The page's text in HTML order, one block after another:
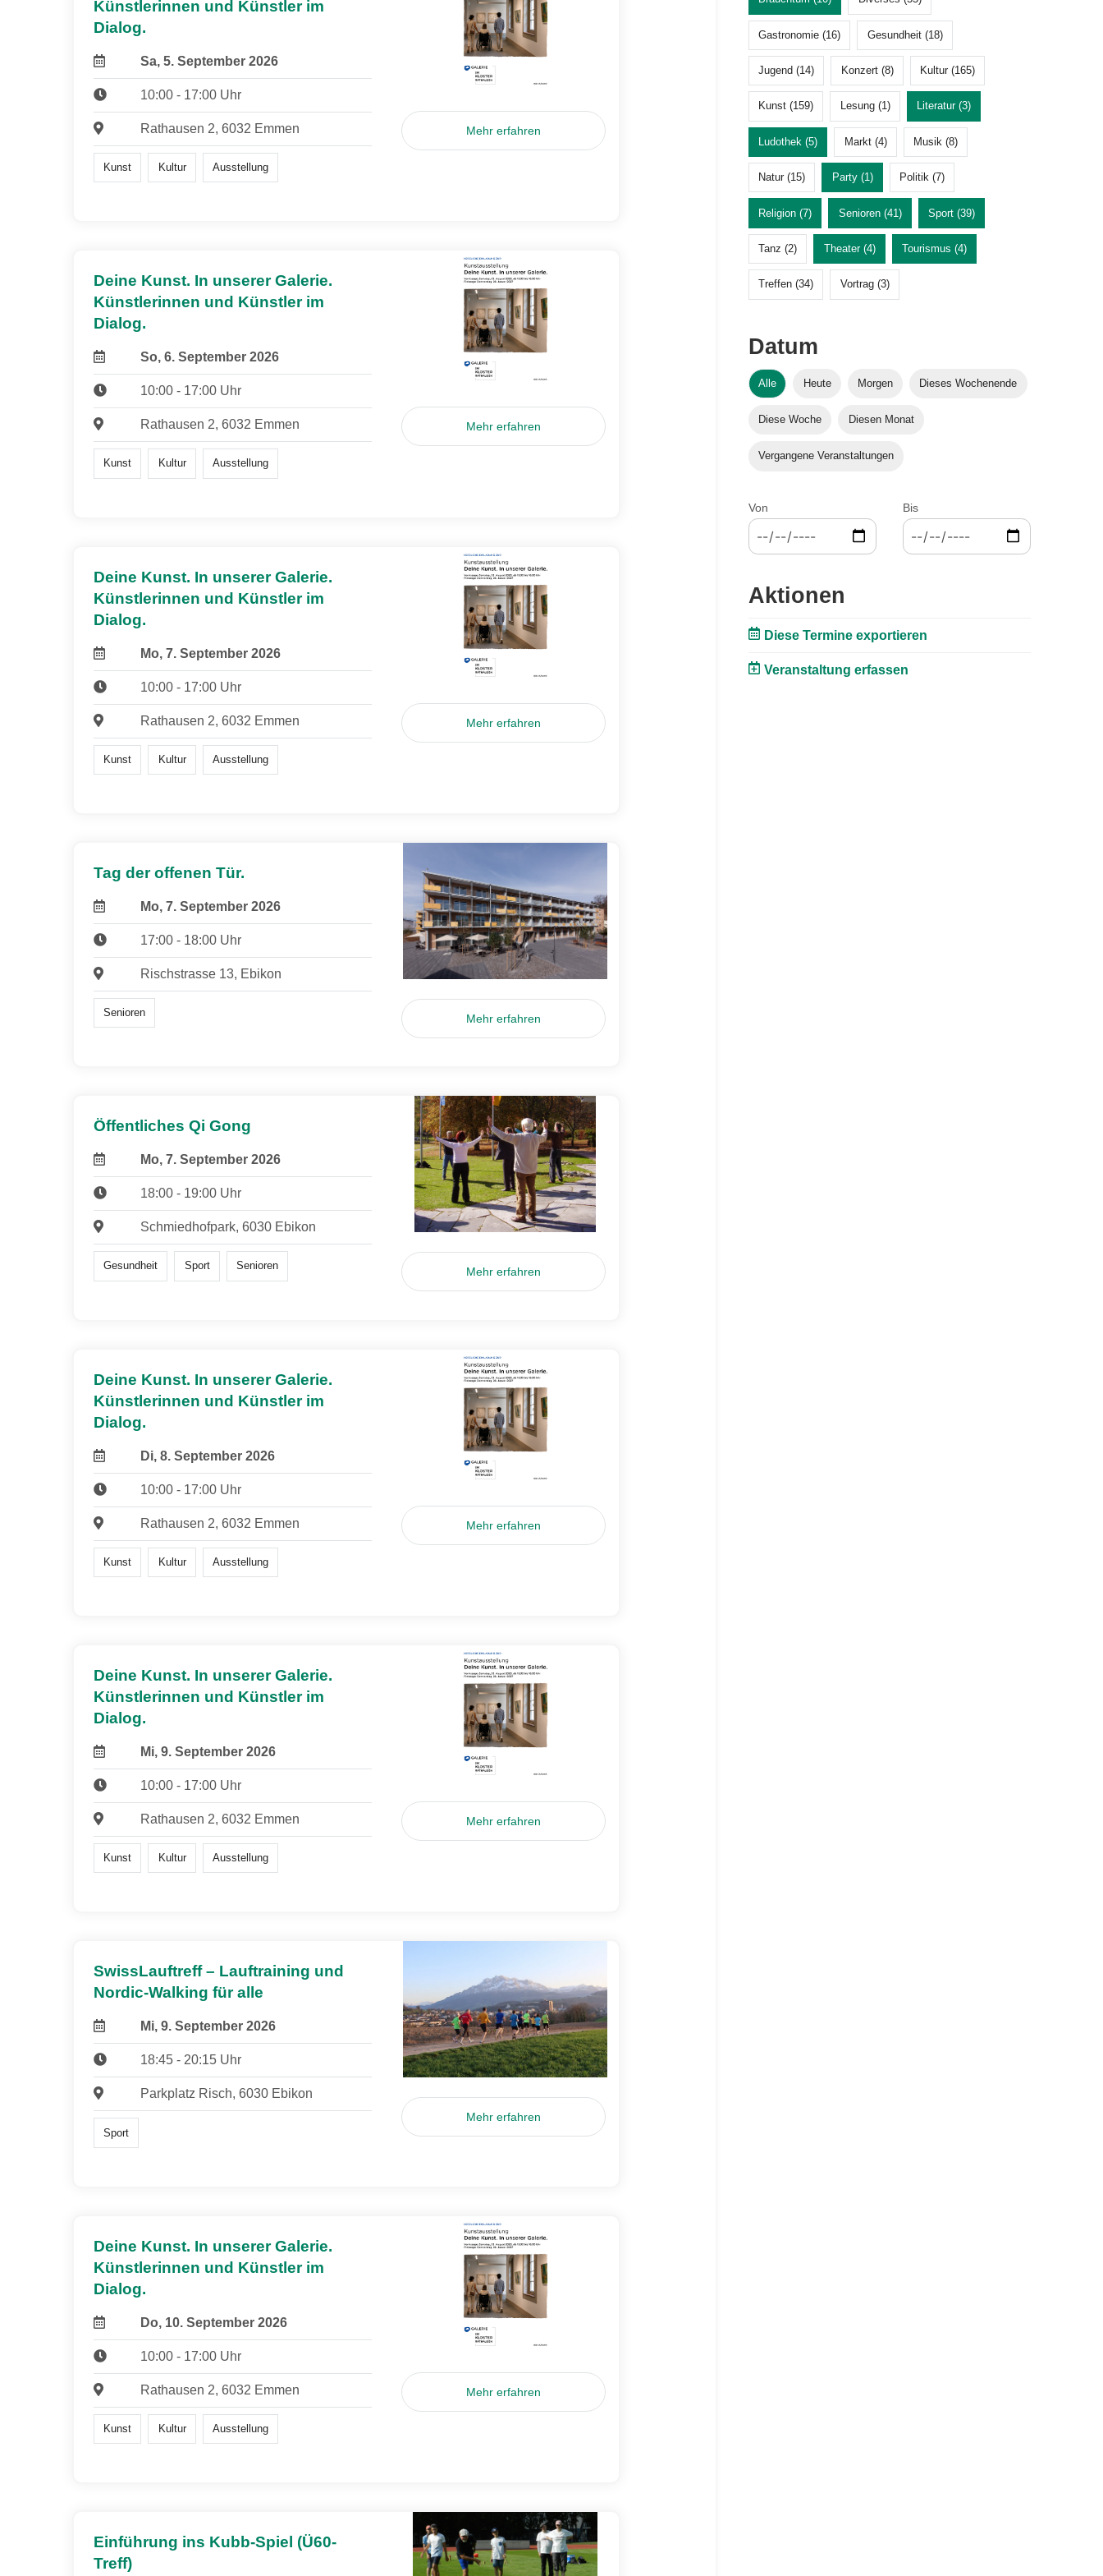
Künstlerinnen und Künstler im
Dialog.
Sa, 5. September 2026
10:00 - 17:00 Uhr
Rathausen 2, 6032 Emmen
Kunst Kultur Ausstellung
Mehr erfahren
Deine Kunst. In unserer Galerie.
Künstlerinnen und Künstler im
Dialog.
So, 6. September 2026
10:00 - 17:00 Uhr
Rathausen 2, 6032 Emmen
Kunst Kultur Ausstellung
Mehr erfahren
Deine Kunst. In unserer Galerie.
Künstlerinnen und Künstler im
Dialog.
Mo, 7. September 2026
10:00 - 17:00 Uhr
Rathausen 2, 6032 Emmen
Kunst Kultur Ausstellung
Mehr erfahren
Tag der offenen Tür.
Mo, 7. September 2026
17:00 - 18:00 Uhr
Rischstrasse 13, Ebikon
Senioren Mehr erfahren
Öffentliches Qi Gong
Mo, 7. September 2026
18:00 - 19:00 Uhr
Schmiedhofpark, 6030 Ebikon
Gesundheit Sport Senioren Mehr erfahren
Deine Kunst. In unserer Galerie.
Künstlerinnen und Künstler im
Dialog.
Di, 8. September 2026
10:00 - 17:00 Uhr
Rathausen 2, 6032 Emmen
Kunst Kultur Ausstellung
Mehr erfahren
Deine Kunst. In unserer Galerie.
Künstlerinnen und Künstler im
Dialog.
Mi, 9. September 2026
10:00 - 17:00 Uhr
Rathausen 2, 6032 Emmen
Kunst Kultur Ausstellung
Mehr erfahren
SwissLauftreff – Lauftraining und
Nordic-Walking für alle
Mi, 9. September 2026
18:45 - 20:15 Uhr
Parkplatz Risch, 6030 Ebikon
Sport
Mehr erfahren
Deine Kunst. In unserer Galerie.
Künstlerinnen und Künstler im
Dialog.
Do, 10. September 2026
10:00 - 17:00 Uhr
Rathausen 2, 6032 Emmen
Kunst Kultur Ausstellung
Mehr erfahren
Einführung ins Kubb-Spiel (Ü60-
Treff)
Gastronomie (16) Gesundheit (18)
Jugend (14) Konzert (8) Kultur (165)
Kunst (159) Lesung (1) Literatur (3)
Ludothek (5) Markt (4) Musik (8)
Natur (15) Party (1) Politik (7)
Religion (7) Senioren (41) Sport (39)
Tanz (2) Theater (4) Tourismus (4)
Treffen (34) Vortrag (3)
Datum
Alle Heute Morgen Dieses Wochenende
Diese Woche Diesen Monat
Vergangene Veranstaltungen
Von Bis
Aktionen
Diese Termine exportieren
Veranstaltung erfassen